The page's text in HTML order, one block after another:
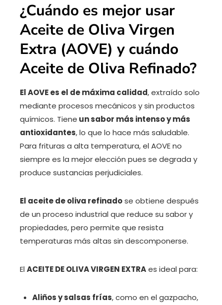
¿Cuándo es mejor usar
Aceite de Oliva Virgen
Extra (AOVE) y cuándo
Aceite de Oliva Refinado?
El AOVE es el de máxima calidad, extraído solo
mediante procesos mecánicos y sin productos
químicos. Tiene un sabor más intenso y más
antioxidantes, lo que lo hace más saludable.
Para frituras a alta temperatura, el AOVE no
siempre es la mejor elección pues se degrada y
produce sustancias perjudiciales.
El aceite de oliva refinadose obtiene después
de un proceso industrial que reduce su sabor y
propiedades, pero permite que resista
temperaturas más altas sin descomponerse.
El ACEITE DE OLIVA VIRGEN EXTRAes ideal para:
Aliños y salsas frías, como en el gazpacho,